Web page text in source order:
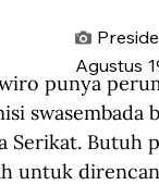
Agustus
punya
swasembada
Serikat. Butuh
untuk